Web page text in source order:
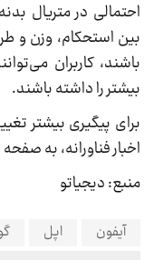
احتمالی در متریال
بین استحکام، وزن و
باشند، کاربران
بیشتر را داشته باشند.
برای پیگیری بیشتر
اخبار فناورانه، به صفحه
منبع: دیجیاتو
آیفون اپل